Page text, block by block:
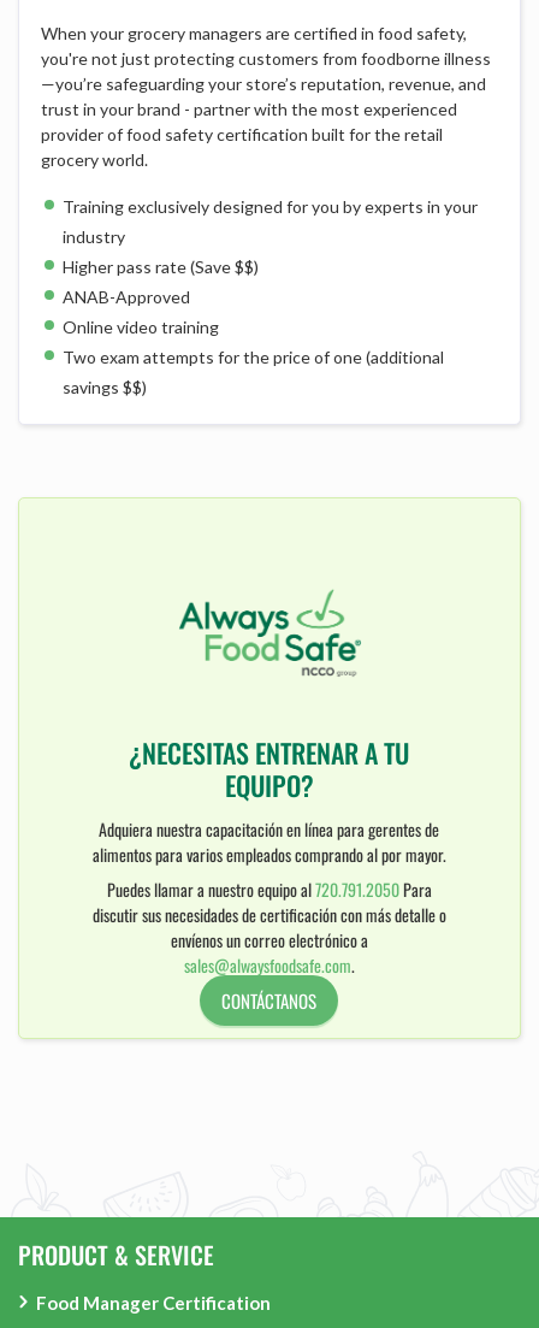
When your grocery managers are certified in food safety,
you're not just protecting customers from foodborne illness
—you’re safeguarding your store’s reputation, revenue, and
trust in your brand - partner with the most experienced
provider of food safety certification built for the retail
grocery world.
Training exclusively designed for you by experts in your
industry
Higher pass rate (Save $$)
ANAB-Approved
Online video training
Two exam attempts for the price of one (additional
savings $$)
¿NECESITAS ENTRENAR A TU
EQUIPO?
Adquiera nuestra capacitación en línea para gerentes de
alimentos para varios empleados comprando al por mayor.
Puedes llamar a nuestro equipo al720.791.2050Para
discutir sus necesidades de certificación con más detalle o
envíenos un correo electrónico a
sales@alwaysfoodsafe.com.
CONTÁCTANOS
PRODUCT & SERVICE
Food Manager Certification